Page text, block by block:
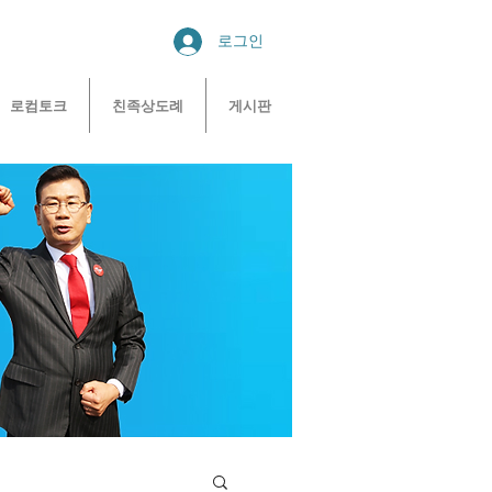
로그인
로컴토크 친족상도례 게시판